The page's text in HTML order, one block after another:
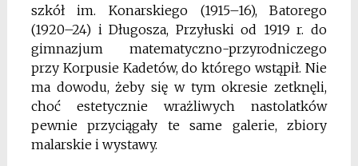
szkół im. Konarskiego (1915–16), Batorego
(1920–24) i Długosza, Przyłuski od 1919 r. do
gimnazjum matematyczno-przyrodniczego
przy Korpusie Kadetów, do którego wstąpił. Nie
ma dowodu, żeby się w tym okresie zetknęli,
choć estetycznie wrażliwych nastolatków
pewnie przyciągały te same galerie, zbiory
malarskie i wystawy.